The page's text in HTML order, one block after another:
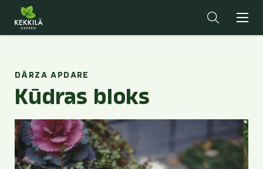
DĀRZA APDARE
Kūdras bloks